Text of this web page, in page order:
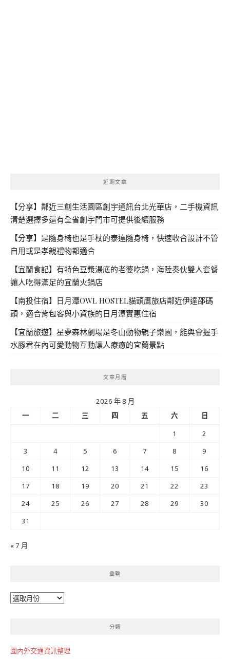
近期文章
【分享】鄰近三創生活園區創宇通訊台北光華店，二手機資訊
清楚選擇多還有全省創宇門市可提供後續服務
【分享】是隨身椅也是手杖的泰達隨身椅，快速收合設計不管
自用或是孝親禮物都適合
【宜蘭食記】有特色豆漿湯底的老婆吃鍋，海陸奏伙雙人套餐
讓人吃得滿足的宜蘭火鍋店
【南投住宿】日月潭OWL HOSTEL貓頭鷹旅店鄰近伊達邵碼
頭，適合背包客與小資族的日月潭實惠住宿
【宜蘭旅遊】星夢森林劇場是冬山動物親子樂園，能與會握手
水豚君在內可愛動物互動讓人療癒的宜蘭景點
文章月曆
2026 年 8 月
一
二 三 四 五 六
日
1
2
3
4 5 6 7 8
9
10
11 12 13 14 15
16
17
18 19 20 21 22
23
24
25 26 27 28 29
30
31
« 7 月
彙整
彙
分類
國內外交通資訊整理